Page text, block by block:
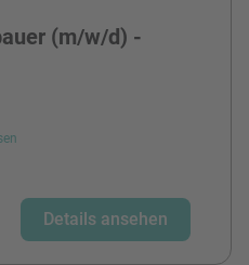
(m/w/d) -
Details ansehen